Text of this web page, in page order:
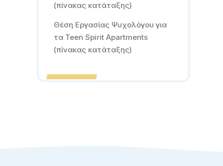
(πίνακας κατάταξης)
Θέση Εργασίας Ψυχολόγου για
τα Teen Spirit Apartments
(πίνακας κατάταξης)